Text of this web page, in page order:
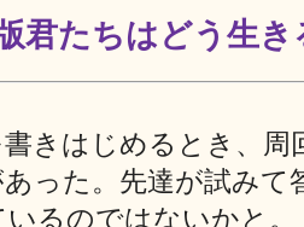
君たちはどう生き
きはじめるとき、周
った。先達が試みて
るのではないかと。